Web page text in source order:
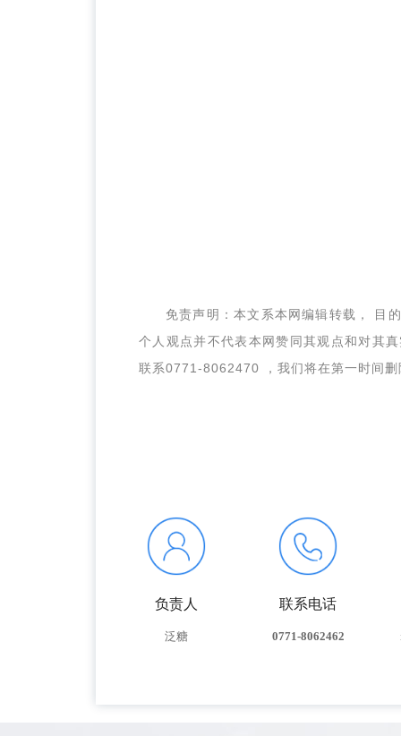
免责声明：本文系本网编辑转载， 目
个人观点并不代表本网赞同其观点和对其
联系0771-8062470 ，我们将在第一时间删
负责人
泛糖
联系电话
0771-8062462